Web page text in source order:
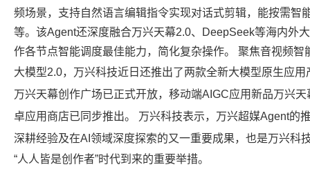
频场景，支持自然语言编辑指令实现对话式剪辑，能按需智
等。该Agent还深度融合万兴天幕2.0、DeepSeek等海内外
作各节点智能调度最佳能力，简化复杂操作。 聚焦音视频
大模型2.0， 万兴科技近日还推出了两款全新大模型原生应
万兴天幕创作广场已正式开放，移动端AIGC应用新品万兴天
卓应用商店已同步推出。 万兴科技表示，万兴超媒Agent的
深耕经验及在AI领域深度探索的又一重要成果，也是万兴科
“人人皆是创作者”时代到来的重要举措。